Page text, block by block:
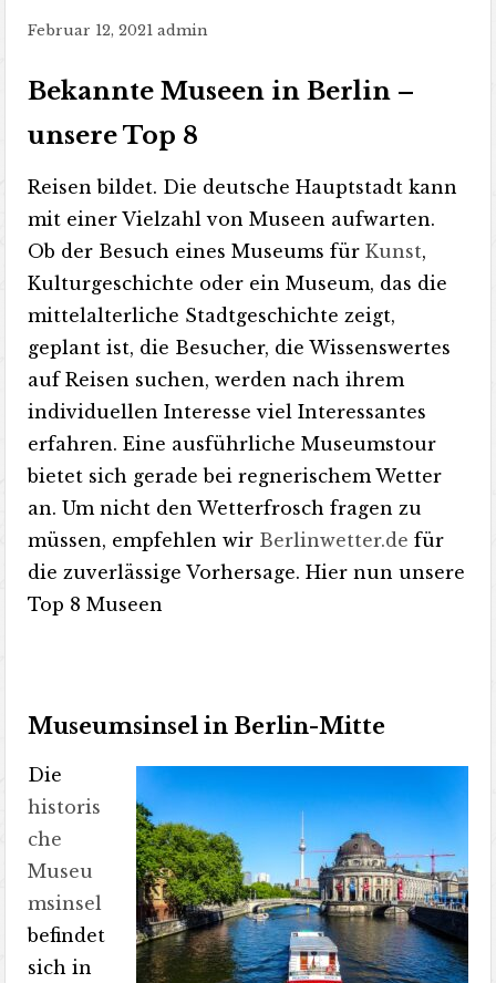
Februar 12, 2021 admin
Bekannte Museen in Berlin –
unsere Top 8
Reisen bildet. Die deutsche Hauptstadt kann
mit einer Vielzahl von Museen aufwarten.
Ob der Besuch eines Museums fürKunst,
Kulturgeschichte oder ein Museum, das die
mittelalterliche Stadtgeschichte zeigt,
geplant ist, die Besucher, die Wissenswertes
auf Reisen suchen, werden nach ihrem
individuellen Interesse viel Interessantes
erfahren. Eine ausführliche Museumstour
bietet sich gerade bei regnerischem Wetter
an. Um nicht den Wetterfrosch fragen zu
müssen, empfehlen wir Berlinwetter.de für
die zuverlässige Vorhersage. Hier nun unsere
Top 8 Museen
Museumsinsel in Berlin-Mitte
Die
historis
che
Museu
msinsel
befindet
sich in